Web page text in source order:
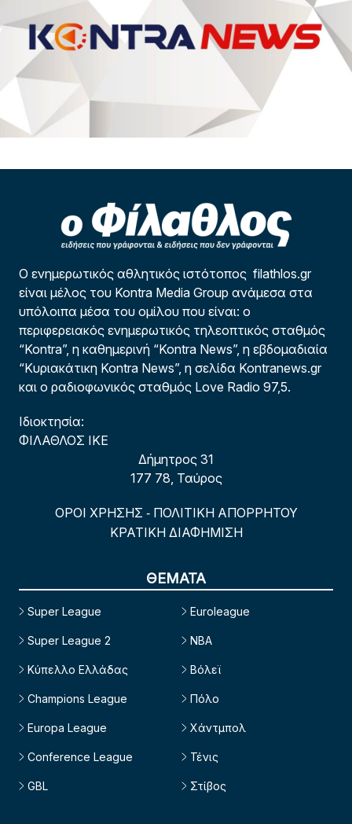
Ο ενημερωτικός αθλητικός ιστότοπος filathlos.gr
είναι μέλος του Kontra Media Group ανάμεσα στα
υπόλοιπα μέσα του ομίλου που είναι: ο
περιφερειακός ενημερωτικός τηλεοπτικός σταθμός
“Kontra”, η καθημερινή “Kontra News”, η εβδομαδιαία
“Κυριακάτικη Kontra News”, η σελίδα Kontranews.gr
και ο ραδιοφωνικός σταθμός Love Radio 97,5.
Ιδιοκτησία:
ΦΙΛΑΘΛΟΣ ΙΚΕ
Δήμητρος 31
177 78, Ταύρος
ΟΡΟΙ ΧΡΗΣΗΣ - ΠΟΛΙΤΙΚΗ ΑΠΟΡΡΗΤΟΥ
ΚΡΑΤΙΚΗ ΔΙΑΦΗΜΙΣΗ
ΘΕΜΑΤΑ
Super League
Super League 2
Κύπελλο Ελλάδας
Champions League
Europa League
Conference League
GBL
Euroleague
NBA
Βόλεϊ
Πόλο
Χάντμπολ
Τένις
Στίβος